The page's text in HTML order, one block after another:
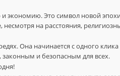
экономию. Это символ новой
на расстояния,
Она начинается с одного
и безопасным для всех.